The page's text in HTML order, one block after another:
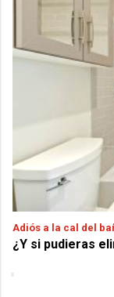
Adiós a la cal del
¿Y si pudieras